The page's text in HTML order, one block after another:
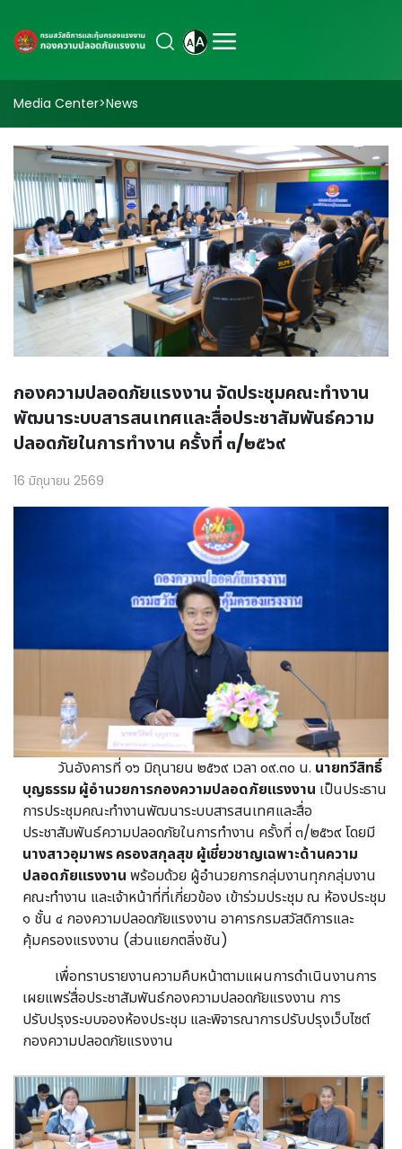
Media Center>News
กองความปลอดภัยแรงงาน จัดประชุมคณะทำงาน
พัฒนาระบบสารสนเทศและสื่อประชาสัมพันธ์ความ
ปลอดภัยในการทำงาน ครั้งที่ ๓/๒๕๖๙
16 มิถุนายน 2569
วันอังคารที่ ๑๖ มิถุนายน ๒๕๖๙ เวลา ๐๙.๓๐ น. นายทวีสิทธิ์
บุญธรรม ผู้อำนวยการกองความปลอดภัยแรงงาน เป็นประธาน
การประชุมคณะทำงานพัฒนาระบบสารสนเทศและสื่อ
ประชาสัมพันธ์ความปลอดภัยในการทำงาน ครั้งที่ ๓/๒๕๖๙ โดยมี
นางสาวอุมาพร ครองสกุลสุข ผู้เชี่ยวชาญเฉพาะด้านความ
ปลอดภัยแรงงาน พร้อมด้วย ผู้อำนวยการกลุ่มงานทุกกลุ่มงาน
คณะทำงาน และเจ้าหน้าที่ที่เกี่ยวข้อง เข้าร่วมประชุม ณ ห้องประชุม
๑ ชั้น ๔ กองความปลอดภัยแรงงาน อาคารกรมสวัสดิการและ
คุ้มครองแรงงาน (ส่วนแยกตลิ่งชัน)
เพื่อทราบรายงานความคืบหน้าตามแผนการดำเนินงานการ
เผยแพร่สื่อประชาสัมพันธ์กองความปลอดภัยแรงงาน การ
ปรับปรุงระบบจองห้องประชุม และพิจารณาการปรับปรุงเว็บไซต์
กองความปลอดภัยแรงงาน